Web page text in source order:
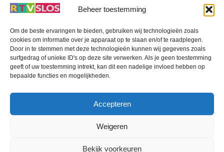
Beheer toestemming
Om de beste ervaringen te bieden, gebruiken wij technologieën zoals
cookies om informatie over je apparaat op te slaan en/of te raadplegen.
Door in te stemmen met deze technologieën kunnen wij gegevens zoals
surfgedrag of unieke ID's op deze site verwerken. Als je geen toestemming
geeft of uw toestemming intrekt, kan dit een nadelige invloed hebben op
bepaalde functies en mogelijkheden.
Accepteren
Weigeren
Bekijk voorkeuren
Terug
naar
boven
RTV SLOS
RTV SLOS ANBI